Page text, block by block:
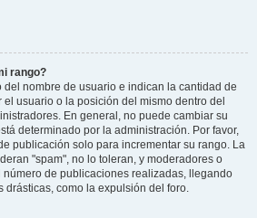
rango?
del nombre de usuario e indican la cantidad de
usuario o la posición del mismo dentro del
En general, no puede cambiar su
determinado por la administración. Por favor,
publicación solo para incrementar su rango. La
"spam", no lo toleran, y moderadores o
de publicaciones realizadas, llegando
drásticas, como la expulsión del foro.